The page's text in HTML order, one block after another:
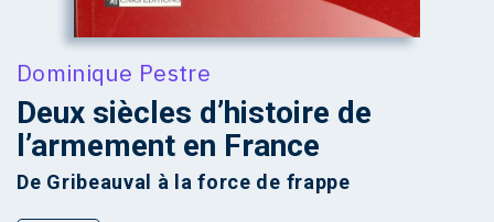
Dominique Pestre
Deux siècles d’histoire de
l’armement en France
De Gribeauval à la force de frappe